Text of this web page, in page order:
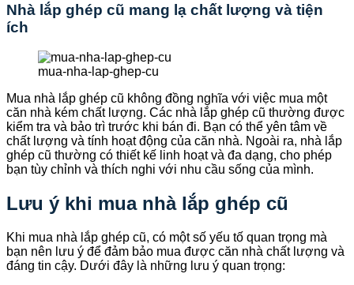
Nhà lắp ghép cũ mang lạ chất lượng và tiện
ích
mua-nha-lap-ghep-cu
Mua nhà lắp ghép cũ không đồng nghĩa với việc mua một
căn nhà kém chất lượng. Các nhà lắp ghép cũ thường được
kiểm tra và bảo trì trước khi bán đi. Bạn có thể yên tâm về
chất lượng và tính hoạt động của căn nhà. Ngoài ra, nhà lắp
ghép cũ thường có thiết kế linh hoạt và đa dạng, cho phép
bạn tùy chỉnh và thích nghi với nhu cầu sống của mình.
Lưu ý khi mua nhà lắp ghép cũ
Khi mua nhà lắp ghép cũ, có một số yếu tố quan trọng mà
bạn nên lưu ý để đảm bảo mua được căn nhà chất lượng và
đáng tin cậy. Dưới đây là những lưu ý quan trọng: